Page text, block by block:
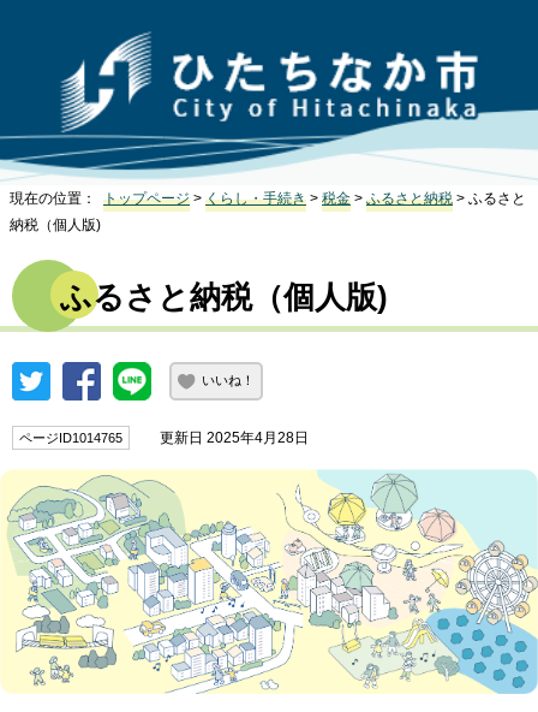
現在の位置： トップページ > くらし・手続き > 税金 > ふるさと納税 > ふるさと
納税（個人版)
ふるさと納税（個人版)
いいね！
ページID1014765 更新日 2025年4月28日